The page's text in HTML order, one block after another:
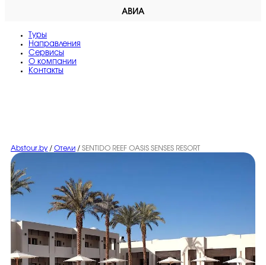
АВИА
Туры
Направления
Сервисы
O компании
Контакты
Abstour.by / Отели / SENTIDO REEF OASIS SENSES RESORT